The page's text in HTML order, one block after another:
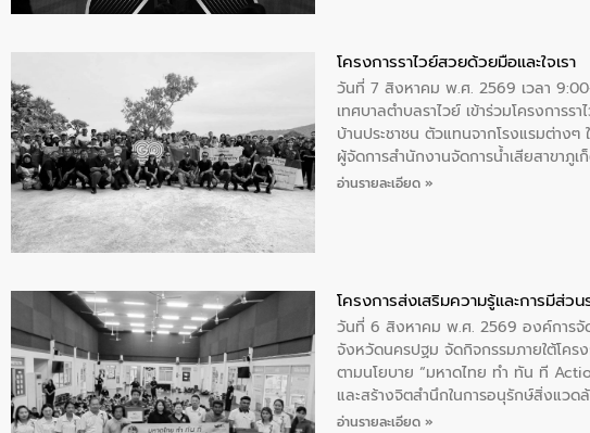
โครงการราไวย์สวยด้วยมือและใจเรา
วันที่ 7 สิงหาคม พ.ศ. 2569 เวลา
เทศบาลตำบลราไวย์ เข้าร่วมโครงการ
บ้านประชาชน ตัวแทนจากโรงแรมต่าง
ผู้จัดการสำนักงานจัดการน้ำเสียสาขา
บริเวณแหลมพรหมเทพ หมู่ที่ 6 ตำบลรา
อ่านรายละเอียด »
โครงการส่งเสริมความรู้และการมีส่ว
วันที่ 6 สิงหาคม พ.ศ. 2569 องค์การจัด
จังหวัดนครปฐม จัดกิจกรรมภายใต้โคร
ตามนโยบาย “มหาดไทย ทำ ทัน ที
และสร้างจิตสำนึกในการอนุรักษ์สิ่งแวด
ของน้ำเสีย แนวทางการลดการเกิดน้ำเ
อ่านรายละเอียด »